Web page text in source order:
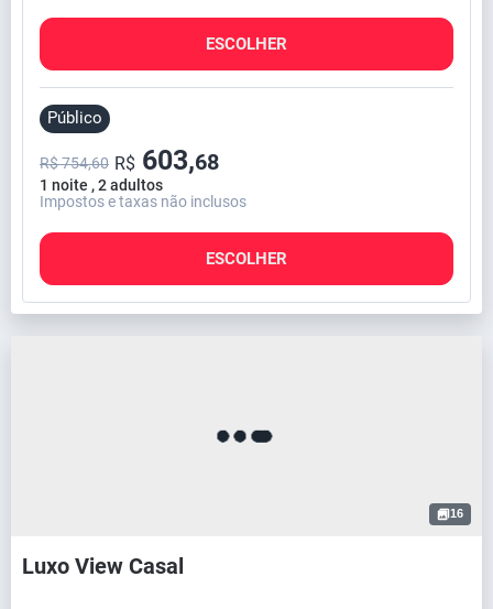
ESCOLHER
Público
1 noite , 2 adultos
R$ 754,60 R$ 603,68
Impostos e taxas não inclusos
ESCOLHER
16
Luxo View Casal